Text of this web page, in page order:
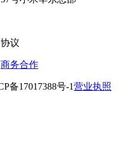
议
商务合作
备17017388号-1营业执照